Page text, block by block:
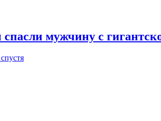
мужчину с